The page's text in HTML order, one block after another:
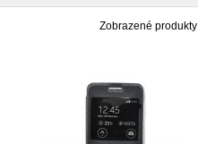
Zobrazené produkty